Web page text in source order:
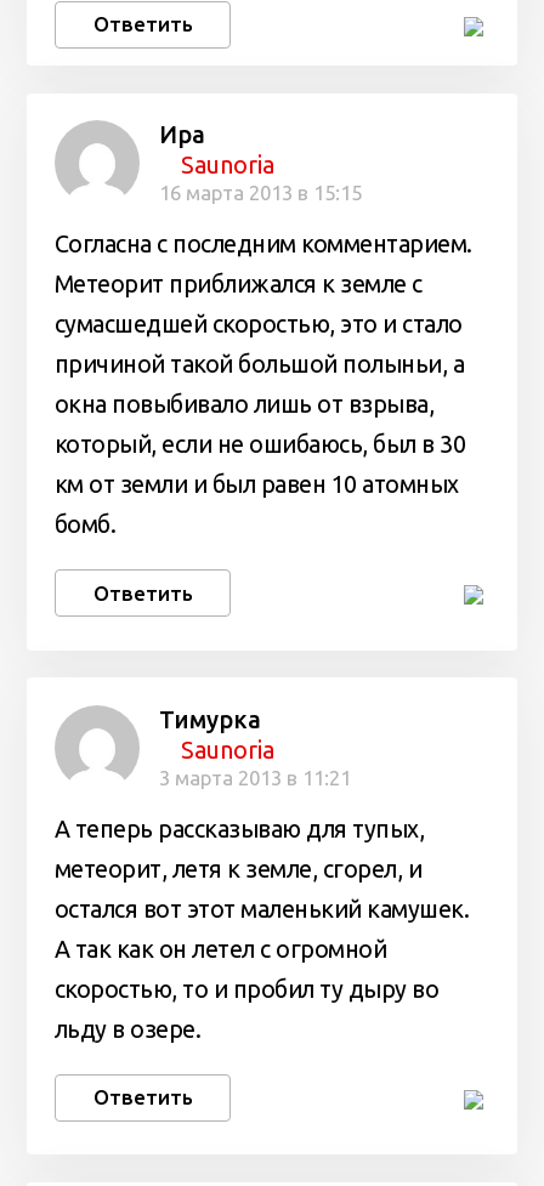
Ответить
Ира
Saunoria
16 марта 2013 в 15:15
Согласна с последним комментарием.
Метеорит приближался к земле с
сумасшедшей скоростью, это и стало
причиной такой большой полыньи, а
окна повыбивало лишь от взрыва,
который, если не ошибаюсь, был в 30
км от земли и был равен 10 атомных
бомб.
Ответить
Тимурка
Saunoria
3 марта 2013 в 11:21
А теперь рассказываю для тупых,
метеорит, летя к земле, сгорел, и
остался вот этот маленький камушек.
А так как он летел с огромной
скоростью, то и пробил ту дыру во
льду в озере.
Ответить